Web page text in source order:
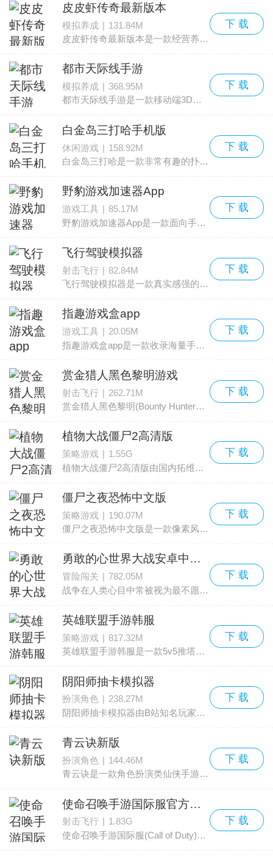
皮皮虾传奇最新版本
模拟养成 | 131.84M
皮皮虾传奇最新版本是一款经营养成类手游，画风偏向幽默卡通，剧情采用魔性搞笑的叙事风格，带来别样的游戏体验。这个设定让玩家在每次游玩时都能遇到惊喜与笑料，吸引了大量玩家关
下 载
都市天际线手游
模拟养成 | 368.95M
都市天际线手游是一款移动端3D城市建造模拟游戏，也叫城市天际线。游戏完整复刻了PC版核心玩法与深度模拟系统，并加入了新的玩法元素，主打高自由度的城建、真实的交通流动与动态
下 载
白金岛三打哈手机版
休闲游戏 | 158.92M
白金岛三打哈是一款非常有趣的扑克牌类玩法，起源于湖南，和升级、拖拉机有相似之处，但对局变化更多、更讲策略。这款玩法使用两副牌，采用1V3的四人对抗模式。有些地区称作“三打
下 载
野豹游戏加速器App
游戏工具 | 85.17M
野豹游戏加速器App是一款面向手游玩家的专业加速工具，能有效解决游戏中遇到的延迟、丢包、卡顿、掉线和登录困难等网络问题。软件对王者荣耀国际服、PUBGM、暗区突围、使命召
下 载
飞行驾驶模拟器
射击飞行 | 82.84M
飞行驾驶模拟器是一款真实感强的模拟飞行手机游戏，玩家将扮演职业飞行员控制飞机，目标是在各个关卡中尽可能飞得更高，完成任务后可获得丰厚奖励。游戏里可以挑选不同飞机和关卡
下 载
指趣游戏盒app
游戏工具 | 20.05M
指趣游戏盒app是一款收录海量手游资源的辅助游戏平台，界面清爽直观，分类细致，方便用户迅速找到心仪的作品。平台覆盖的游戏类型丰富，包含网游、单机、新游等多种分类，几乎所有热
下 载
赏金猎人黑色黎明游戏
射击飞行 | 262.71M
赏金猎人黑色黎明(Bounty Hunter： Black Dawn)融合了角色扮演（RPG）和第一人称射击的玩法，带来紧张又充满变化的操作体验。游戏设定独特，主线剧情丰富，任务种类繁多，BOSS挑战具有相
下 载
植物大战僵尸2高清版
策略游戏 | 1.55G
植物大战僵尸2高清版由国内拓维信息系统股份有限公司推出，是一款益智策略类塔防手游，也是《植物大战僵尸》系列的全新续作。保留了经典玩法的核心内容的同时，加入了叶绿素、手
下 载
僵尸之夜恐怖中文版
策略游戏 | 190.07M
僵尸之夜恐怖中文版是一款像素风格的街机冒险作品。画面呈现出冰冷暗黑的气氛，风格古怪且带有趣味性。玩家可以借助游戏中独特的变异系统大量生成僵尸，这点和以往的同类作品有
下 载
勇敢的心世界大战安卓中文版
冒险闯关 | 782.05M
战争在人类心目中常被视为最不愿看到的景象。本次推荐一款由育碧推出、以世界大战为背景的冒险解谜作品——《勇敢的心：世界大战》安卓中文版。该版本已完成汉化，移除了付费验
下 载
英雄联盟手游韩服
策略游戏 | 817.32M
英雄联盟手游韩服是一款5v5推塔类手游，当前版本支持韩服与国际服账户登录，并且提供英文与韩文两种语言选项，玩家上线后在设置中切换到韩文即可，为韩国玩家开辟了便捷通道，明显提
下 载
阴阳师抽卡模拟器
扮演角色 | 238.27M
阴阳师抽卡模拟器由B站知名玩家打造，呈现了一个高度还原的阴阳师召唤体验。该工具把官方抽卡体系搬到了手机上，例如涵盖普通召唤、神秘召唤、勾玉召唤和现世召唤四种模式；还有
下 载
青云诀新版
扮演角色 | 144.46M
青云诀是一款角色扮演类仙侠手游，2017年度国民级修仙力作，忠实再现了唯美古典的仙侠世界。三界战场与单挑竞技并存，新的PVP玩法火热上线，支持离线挂机，角色离线也能快速成长。华
下 载
使命召唤手游国际服官方正版(Call of Duty)
射击飞行
1.83G
使命召唤手游国际服(Call of Duty)又译：使命召唤Mobile是由美国动视（Activision）推出的第一人称射击游戏，本作为该手游的国际版本，另有繁中版及韩文版。
下 载